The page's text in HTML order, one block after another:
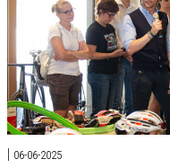
| 06-06-2025